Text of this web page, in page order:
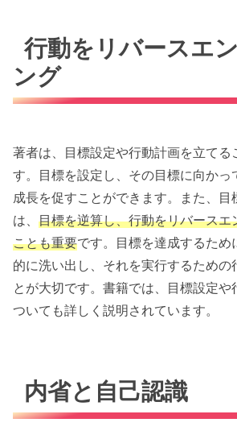
行動をリバースエ
ング
著者は、目標設定や行動計画を立てる
す。目標を設定し、その目標に向かっ
成長を促すことができます。また、目
は、 目標を逆算し、行動をリバースエ
ことも重要です。目標を達成するた
的に洗い出し、それを実行するための
とが大切です。書籍では、目標設定や
ついても詳しく説明されています。
内省と自己認識